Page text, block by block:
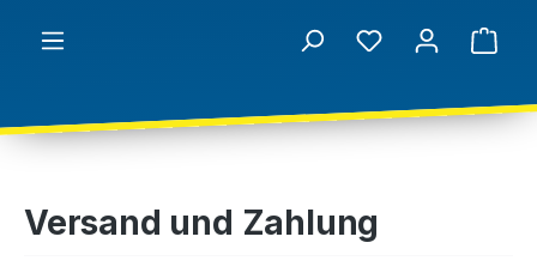
Versand und Zahlung